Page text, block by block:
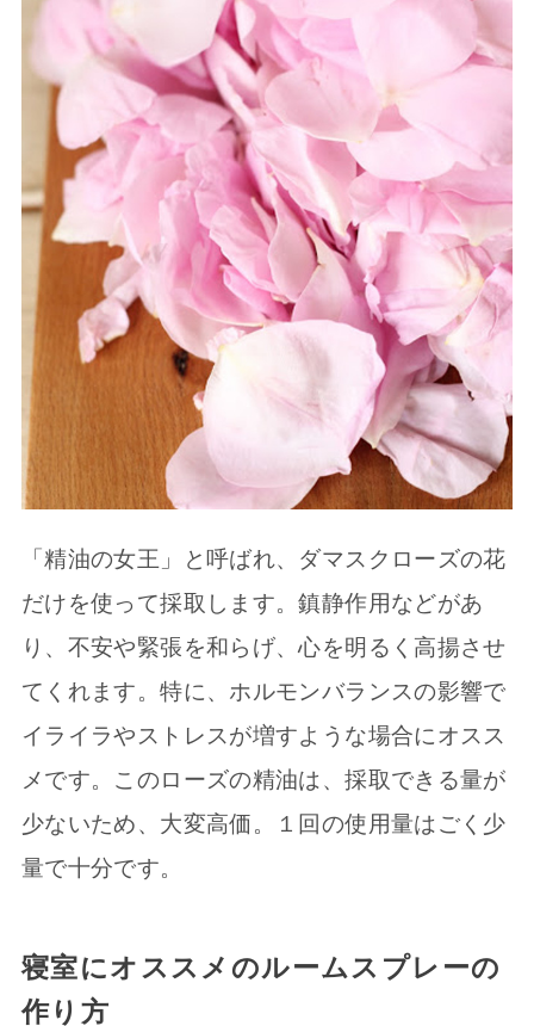
「精油の女王」と呼ばれ、ダマスクローズの花
だけを使って採取します。鎮静作用などがあ
り、不安や緊張を和らげ、心を明るく高揚させ
てくれます。特に、ホルモンバランスの影響で
イライラやストレスが増すような場合にオスス
メです。このローズの精油は、採取できる量が
少ないため、大変高価。１回の使用量はごく少
量で十分です。
寝室にオススメのルームスプレーの
作り方